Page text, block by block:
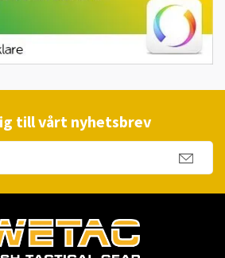
till vårt nyhetsbrev